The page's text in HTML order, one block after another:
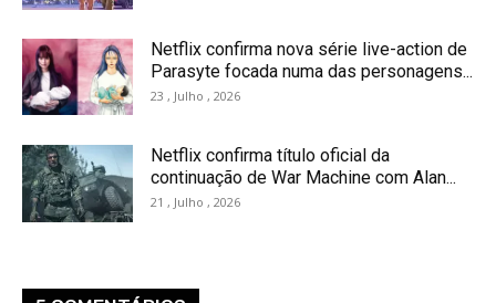
Netflix confirma nova série live-action de
Parasyte focada numa das personagens...
23 , Julho , 2026
Netflix confirma título oficial da
continuação de War Machine com Alan...
21 , Julho , 2026